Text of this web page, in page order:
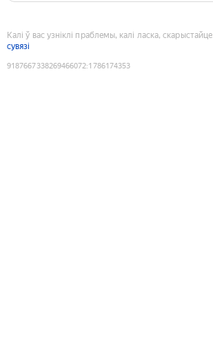
Калі ў вас узніклі праблемы, калі ласка, скарыстайце
сувязі
9187667338269466072:1786174353